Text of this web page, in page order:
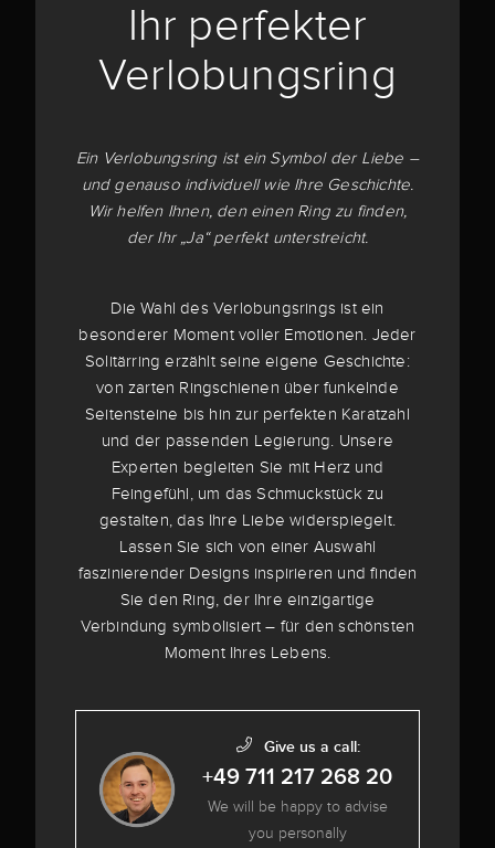
Ihr perfekter
Verlobungsring
Ein Verlobungsring ist ein Symbol der Liebe –
und genauso individuell wie Ihre Geschichte.
Wir helfen Ihnen, den einen Ring zu finden,
der Ihr „Ja“ perfekt unterstreicht.
Die Wahl des Verlobungsrings ist ein
besonderer Moment voller Emotionen. Jeder
Solitärring erzählt seine eigene Geschichte:
von zarten Ringschienen über funkelnde
Seitensteine bis hin zur perfekten Karatzahl
und der passenden Legierung. Unsere
Experten begleiten Sie mit Herz und
Feingefühl, um das Schmuckstück zu
gestalten, das Ihre Liebe widerspiegelt.
Lassen Sie sich von einer Auswahl
faszinierender Designs inspirieren und finden
Sie den Ring, der Ihre einzigartige
Verbindung symbolisiert – für den schönsten
Moment Ihres Lebens.
Give us a call:
+49 711 217 268 20
We will be happy to advise
you personally